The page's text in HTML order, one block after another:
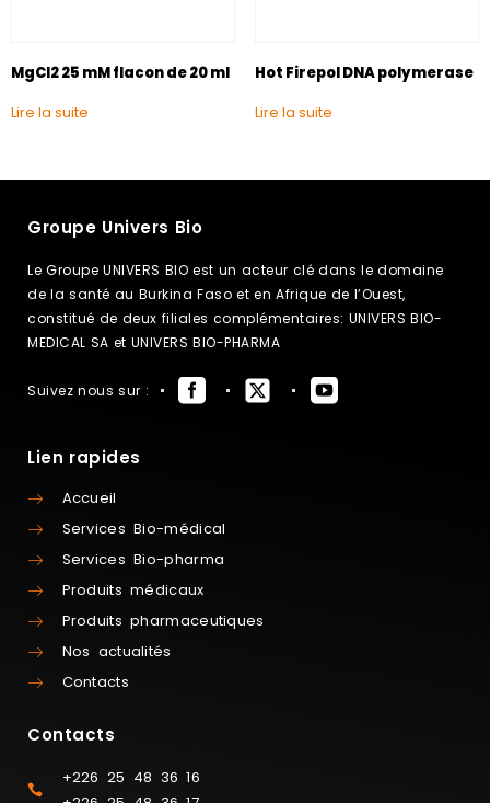
MgCl2 25 mM flacon de 20 ml
Lire la suite
Hot Firepol DNA polymerase
Lire la suite
Groupe Univers Bio
Le Groupe UNIVERS BIO est un acteur clé dans le domaine
de la santé au Burkina Faso et en Afrique de l’Ouest,
constitué de deux filiales complémentaires: UNIVERS BIO-
MEDICAL SA et UNIVERS BIO-PHARMA
Suivez nous sur :
Lien rapides
Accueil
Services Bio-médical
Services Bio-pharma
Produits médicaux
Produits pharmaceutiques
Nos actualités
Contacts
Contacts
+226 25 48 36 16